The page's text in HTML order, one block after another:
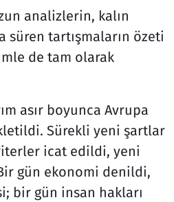
analizlerin, kalın
süren tartışmaların özeti
de tam olarak
asır boyunca Avrupa
Sürekli yeni şartlar
icat edildi, yeni
gün ekonomi denildi,
bir gün insan hakları